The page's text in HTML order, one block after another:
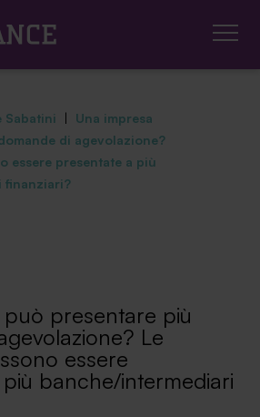
Sabatini | Una impresa
di agevolazione?
essere presentate a più
finanziari?
presentare più
Le
essere
banche/intermediari